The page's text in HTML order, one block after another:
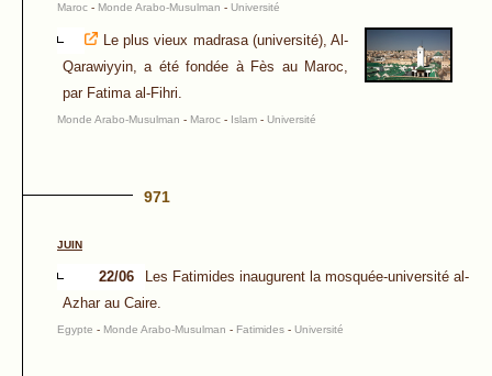
Maroc - Monde Arabo-Musulman - Université
Le plus vieux madrasa (université), Al-
Qarawiyyin, a été fondée à Fès au Maroc,
par Fatima al-Fihri.
Monde Arabo-Musulman - Maroc - Islam - Université
971
JUIN
22/06
Les Fatimides inaugurent la mosquée-université al-
Azhar au Caire.
Egypte - Monde Arabo-Musulman - Fatimides - Université